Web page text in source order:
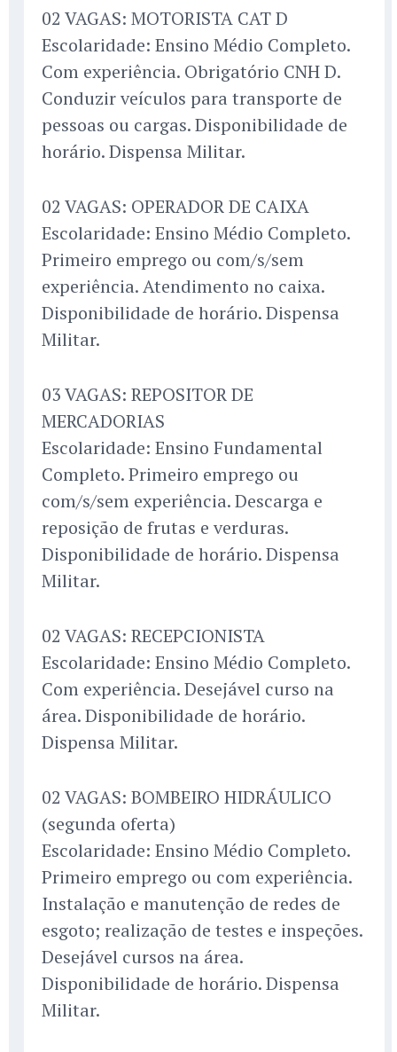
02 VAGAS: MOTORISTA CAT D
Escolaridade: Ensino Médio Completo.
Com experiência. Obrigatório CNH D.
Conduzir veículos para transporte de
pessoas ou cargas. Disponibilidade de
horário. Dispensa Militar.
02 VAGAS: OPERADOR DE CAIXA
Escolaridade: Ensino Médio Completo.
Primeiro emprego ou com/s/sem
experiência. Atendimento no caixa.
Disponibilidade de horário. Dispensa
Militar.
03 VAGAS: REPOSITOR DE
MERCADORIAS
Escolaridade: Ensino Fundamental
Completo. Primeiro emprego ou
com/s/sem experiência. Descarga e
reposição de frutas e verduras.
Disponibilidade de horário. Dispensa
Militar.
02 VAGAS: RECEPCIONISTA
Escolaridade: Ensino Médio Completo.
Com experiência. Desejável curso na
área. Disponibilidade de horário.
Dispensa Militar.
02 VAGAS: BOMBEIRO HIDRÁULICO
(segunda oferta)
Escolaridade: Ensino Médio Completo.
Primeiro emprego ou com experiência.
Instalação e manutenção de redes de
esgoto; realização de testes e inspeções.
Desejável cursos na área.
Disponibilidade de horário. Dispensa
Militar.